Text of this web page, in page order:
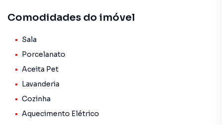
✔ 3 quartos
elegância e sensação de amplitude
✔ Portas em Blindex 10mm e janelas em Blindex 8mm
✔ Acabamento moderno e sofisticado
✔ Imóvel novo, direto do construtor
beleza e aconchego para toda a família.
Comodidades do imóvel
Sala
Porcelanato
Aceita Pet
Lavanderia
Cozinha
Aquecimento Elétrico